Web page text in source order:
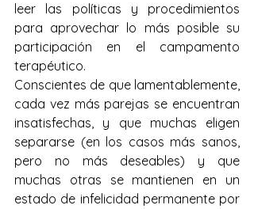
leer las políticas y procedimientos
para aprovechar lo más posible su
participación en el campamento
terapéutico.
Conscientes de que lamentablemente,
cada vez más parejas se encuentran
insatisfechas, y que muchas eligen
separarse (en los casos más sanos,
pero no más deseables) y que
muchas otras se mantienen en un
estado de infelicidad permanente por